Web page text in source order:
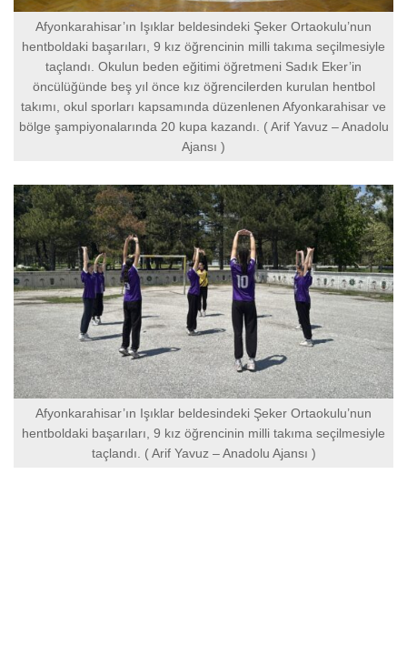
Afyonkarahisar’ın Işıklar beldesindeki Şeker Ortaokulu’nun
hentboldaki başarıları, 9 kız öğrencinin milli takıma seçilmesiyle
taçlandı. Okulun beden eğitimi öğretmeni Sadık Eker’in
öncülüğünde beş yıl önce kız öğrencilerden kurulan hentbol
takımı, okul sporları kapsamında düzenlenen Afyonkarahisar ve
bölge şampiyonalarında 20 kupa kazandı. ( Arif Yavuz – Anadolu
Ajansı )
Afyonkarahisar’ın Işıklar beldesindeki Şeker Ortaokulu’nun
hentboldaki başarıları, 9 kız öğrencinin milli takıma seçilmesiyle
taçlandı. ( Arif Yavuz – Anadolu Ajansı )